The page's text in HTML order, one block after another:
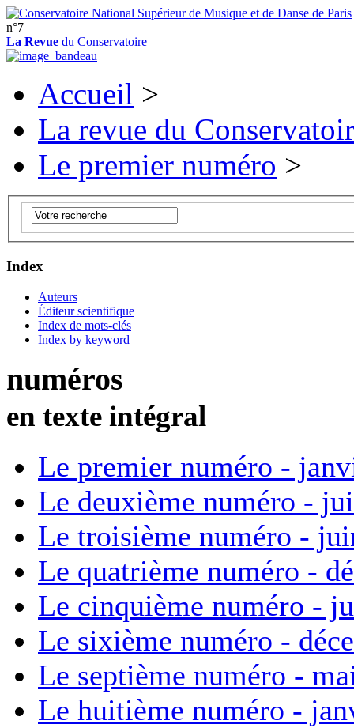
n°7
La Revue du Conservatoire
Accueil >
La revue du
Le premier numéro >
Index
Auteurs
Éditeur scientifique
Index de mots-clés
Index by keyword
numéros
en texte intégral
Le premier numéro -
Le deuxième numéro -
Le troisième numéro -
Le quatrième numéro -
Le cinquième numéro -
Le sixième numéro -
Le septième numéro -
Le huitième numéro -